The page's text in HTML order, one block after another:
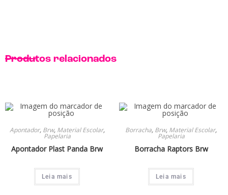
Produtos relacionados
Apontador, Brw, Material Escolar,
Papelaria
Apontador Plast Panda Brw
Leia mais
Borracha, Brw, Material Escolar,
Papelaria
Borracha Raptors Brw
Leia mais